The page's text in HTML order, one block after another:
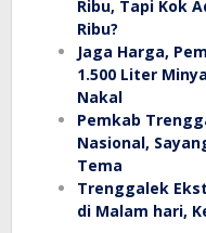
Ribu, Tapi Kok
Ribu?
Jaga Harga,
1.500 Liter
Nakal
Pemkab
Nasional,
Tema
Trenggalek
di Malam hari,